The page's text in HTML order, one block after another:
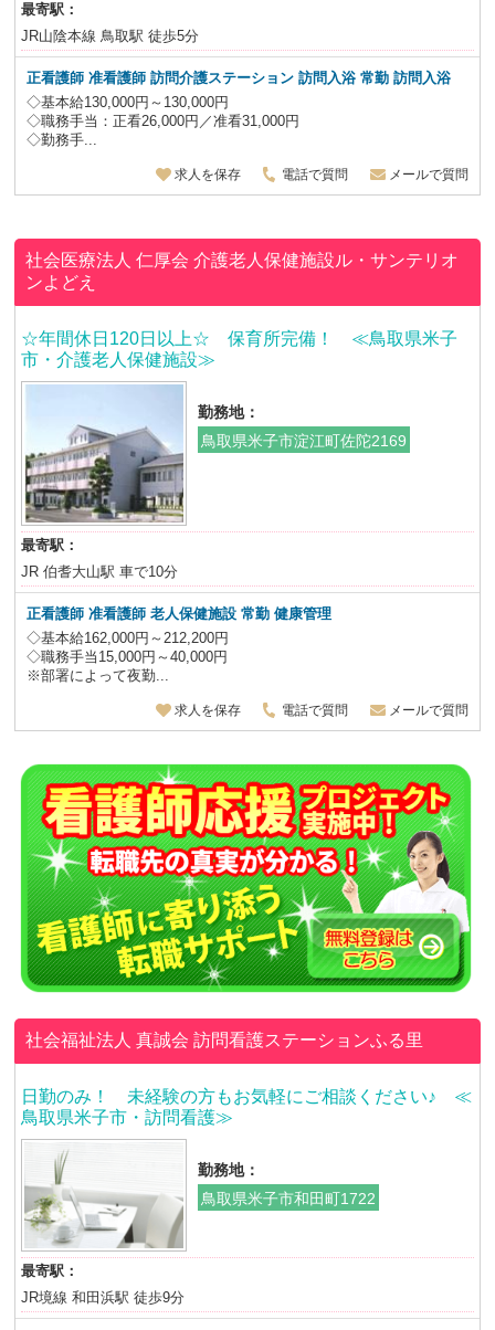
最寄駅：
JR山陰本線 鳥取駅 徒歩5分
正看護師 准看護師 訪問介護ステーション 訪問入浴 常勤 訪問入浴
◇基本給130,000円～130,000円
◇職務手当：正看26,000円／准看31,000円
◇勤務手...
求人を保存 電話で質問 メールで質問
社会医療法人 仁厚会介護老人保健施設ル・サンテリオ
ンよどえ
☆年間休日120日以上☆ 保育所完備！ ≪鳥取県米子
市・介護老人保健施設≫
勤務地：
鳥取県米子市淀江町佐陀2169
最寄駅：
JR 伯耆大山駅 車で10分
正看護師 准看護師 老人保健施設常勤 健康管理
◇基本給162,000円～212,200円
◇職務手当15,000円～40,000円
※部署によって夜勤...
求人を保存 電話で質問 メールで質問
社会福祉法人 真誠会訪問看護ステーションふる里
日勤のみ！ 未経験の方もお気軽にご相談ください♪ ≪
鳥取県米子市・訪問看護≫
勤務地：
鳥取県米子市和田町1722
最寄駅：
JR境線 和田浜駅 徒歩9分